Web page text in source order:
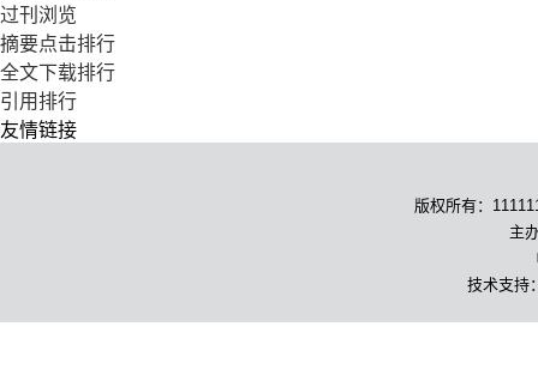
过刊浏览
摘要点击排行
全文下载排行
引用排行
友情链接
版权所有：
主
技术支持